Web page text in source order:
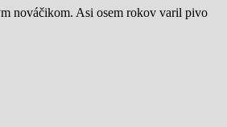
nováčikom. Asi osem rokov varil pivo